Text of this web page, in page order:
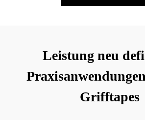
Leistung neu
Grifftapes